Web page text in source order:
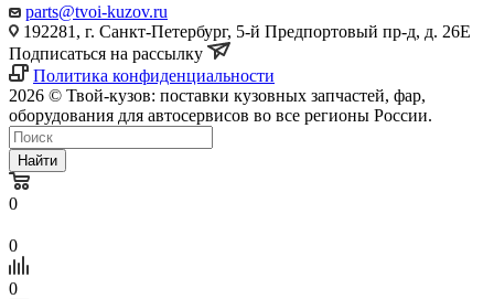
parts@tvoi-kuzov.ru
192281, г. Санкт-Петербург, 5-й Предпортовый пр-д, д. 26Е
Подписаться на рассылку
Политика конфиденциальности
2026 © Твой-кузов: поставки кузовных запчастей, фар,
оборудования для автосервисов во все регионы России.
Найти
0
0
0